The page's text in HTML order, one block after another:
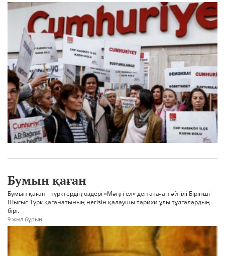
Бумын қаған
Бумын қаған - түрктердің өздері «Мәңгі ел» деп атаған әйгілі Бірінші
Шығыс Түрк қағанатының негізін қалаушы тарихи ұлы тұлғалардың
бірі.
9 жыл бұрын